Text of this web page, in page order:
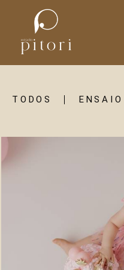
TODOS